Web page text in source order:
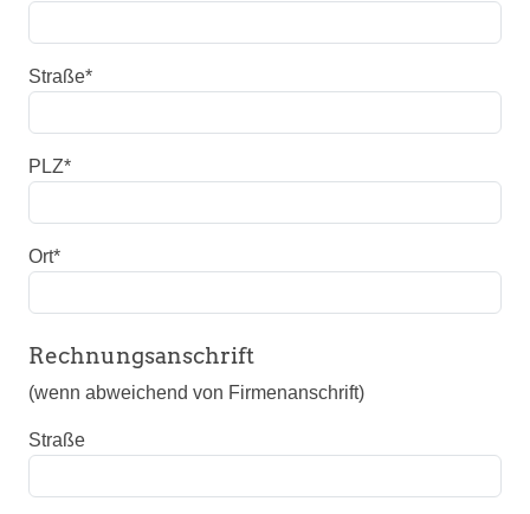
Straße*
PLZ*
Ort*
Rechnungsanschrift
(wenn abweichend von Firmenanschrift)
Straße